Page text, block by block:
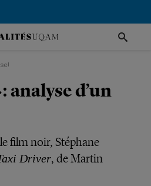
analyse d’un
film noir, Stéphane
Driver, de Martin